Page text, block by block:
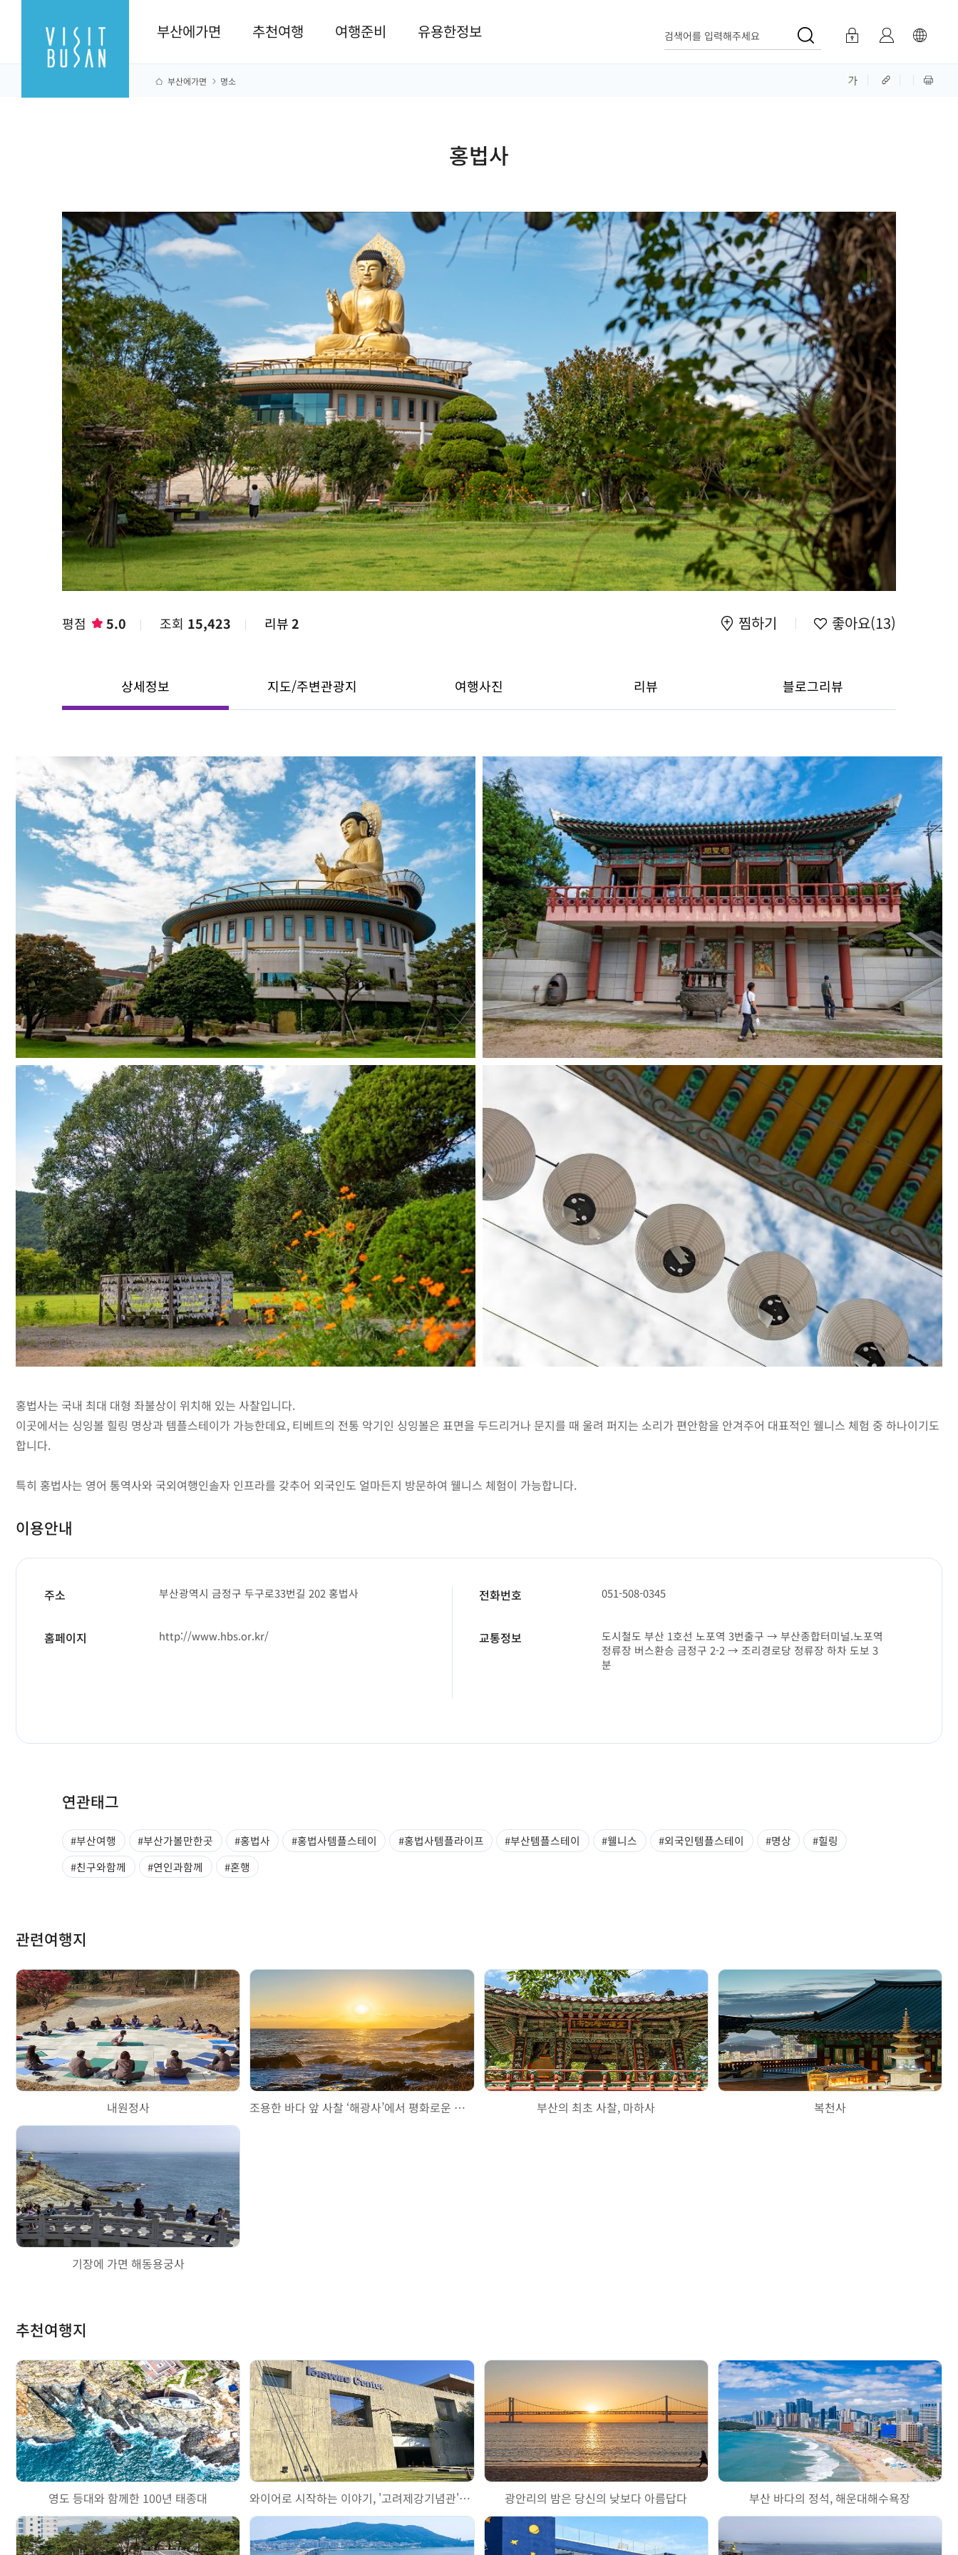
부산에가면 추천여행 여행준비 유용한정보 검색어를 입력해주세요
부산에가면 명소
홍법사
평점 5.0 조회 15,423 리뷰2 찜하기 좋아요(13)
상세정보 지도/주변관광지 여행사진 리뷰 블로그리뷰
홍법사는 국내 최대 대형 좌불상이 위치해 있는 사찰입니다.
이곳에서는 싱잉볼 힐링 명상과 템플스테이가 가능한데요, 티베트의 전통 악기인 싱잉볼은 표면을 두드리거나 문지를 때 울려 퍼지는 소리가 편안함을 안겨주어 대표적인 웰니스 체험 중 하나이기도
합니다.
특히 홍법사는 영어 통역사와 국외여행인솔자 인프라를 갖추어 외국인도 얼마든지 방문하여 웰니스 체험이 가능합니다.
이용안내
주소 부산광역시 금정구 두구로33번길 202 홍법사 전화번호 051-508-0345
홈페이지 http://www.hbs.or.kr/ 교통정보
도시철도 부산 1호선 노포역 3번출구 → 부산종합터미널.노포역
정류장 버스환승 금정구 2-2 → 조리경로당 정류장 하차 도보 3
분
연관태그
#부산여행 #부산가볼만한곳 #홍법사 #홍법사템플스테이 #홍법사템플라이프 #부산템플스테이 #웰니스 #외국인템플스테이 #명상
#힐링
#친구와함께
#연인과함께 #혼행
관련여행지
내원정사 조용한 바다 앞 사찰 ‘해광사’에서 평화로운 새해맞이 부산의 최초 사찰, 마하사 복천사
기장에 가면 해동용궁사
추천여행지
영도 등대와 함께한 100년 태종대 와이어로 시작하는 이야기, '고려제강기념관'을 걷다 광안리의 밤은 당신의 낮보다 아름답다 부산 바다의 정석, 해운대해수욕장